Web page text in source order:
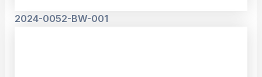
2024-0052-BW-001